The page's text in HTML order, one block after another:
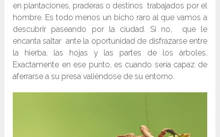
en plantaciones, praderas o destinos trabajados por el
hombre. Es todo menos un bicho raro al que vamos a
descubrir paseando por la ciudad. Si no, que le
encanta saltar ante la oportunidad de disfrazarse entre
la hierba, las hojas y las partes de los árboles.
Exactamente en ese punto, es cuando sería capaz de
aferrarse a su presa valiéndose de su entorno.